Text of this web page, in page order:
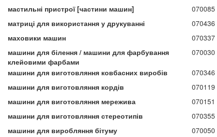
мастильні пристрої [частини машин]
070085
матриці для використання у друкуванні
070436
маховики машин
070337
машини для білення / машини для фарбування
клейовими фарбами
070030
машини для виготовляння ковбасних виробів
070346
машини для виготовляння кордів
070119
машини для виготовляння мережива
070151
машини для виготовляння стереотипів
070355
машини для виробляння бітуму
070050